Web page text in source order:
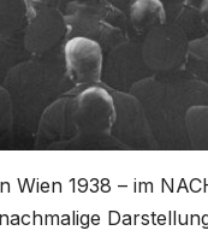
Wien 1938 – im